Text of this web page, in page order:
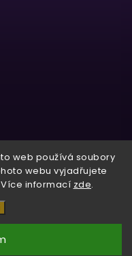
web používá soubory
webu vyjadřujete
informací zde.
práva vyhrazena.